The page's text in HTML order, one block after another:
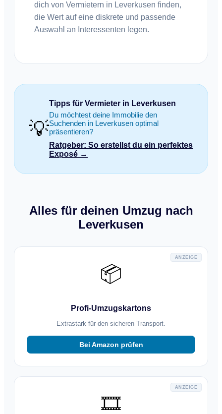
dich von Vermietern in Leverkusen finden,
die Wert auf eine diskrete und passende
Auswahl an Interessenten legen.
💡
Tipps für Vermieter in Leverkusen
Du möchtest deine Immobilie den
Suchenden in Leverkusen optimal
präsentieren?
Ratgeber: So erstellst du ein perfektes
Exposé →
Alles für deinen Umzug nach
Leverkusen
ANZEIGE
📦
Profi-Umzugskartons
Extrastark für den sicheren Transport.
Bei Amazon prüfen
ANZEIGE
🎞️